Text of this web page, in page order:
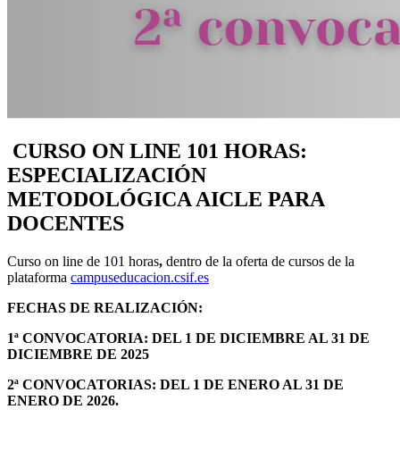
CURSO ON LINE 101 HORAS:
ESPECIALIZACIÓN
METODOLÓGICA AICLE PARA
DOCENTES
Curso on line de 101 horas, dentro de la oferta de cursos de la
plataforma campuseducacion.csif.es
FECHAS DE REALIZACIÓN:
1ª CONVOCATORIA: DEL 1 DE DICIEMBRE AL 31 DE
DICIEMBRE DE 2025
2ª CONVOCATORIAS: DEL 1 DE ENERO AL 31 DE
ENERO DE 2026.